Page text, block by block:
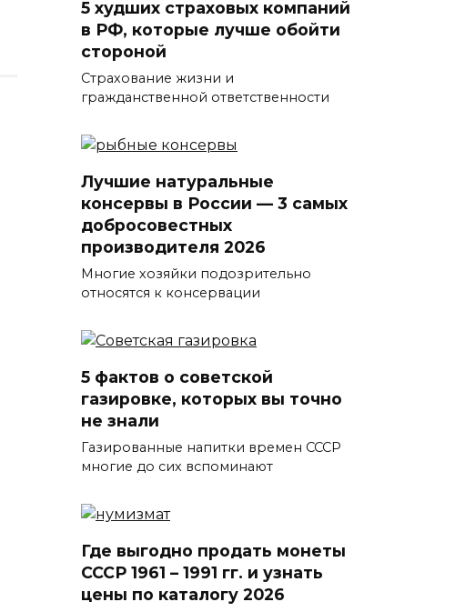
5 худших страховых компаний
в РФ, которые лучше обойти
стороной
Страхование жизни и
гражданственной ответственности
Лучшие натуральные
консервы в России — 3 самых
добросовестных
производителя 2026
Многие хозяйки подозрительно
относятся к консервации
5 фактов о советской
газировке, которых вы точно
не знали
Газированные напитки времен СССР
многие до сих вспоминают
Где выгодно продать монеты
СССР 1961 – 1991 гг. и узнать
цены по каталогу 2026